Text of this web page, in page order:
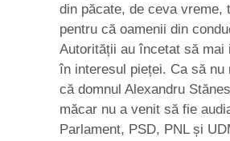
din păcate, de ceva vreme,
pentru că oamenii din
Autorității au încetat să mai
în interesul pieței. Ca să nu
că domnul Alexandru
măcar nu a venit să fie
Parlament, PSD, PNL și